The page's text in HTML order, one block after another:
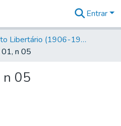
na
Entrar
Canto Libertário (1906-1995)
01, n 05
n 05